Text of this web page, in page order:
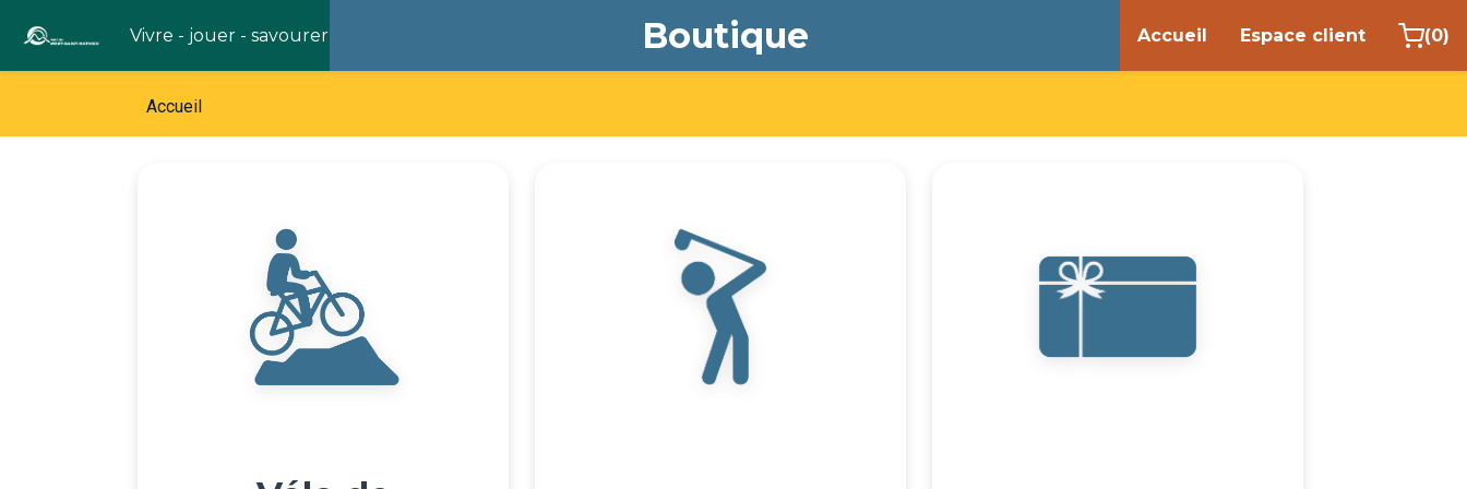
Vivre - jouer - savourer Boutique Accueil Espace client (0)
Accueil